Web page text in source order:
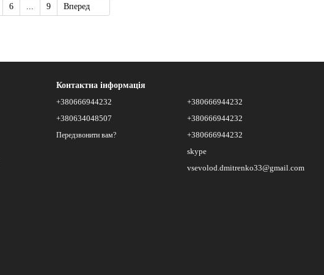
6 ... 9 Вперед
Контактна інформація
+380666944232
+380634048507
Передзвонити вам?
+380666944232
+380666944232
+380666944232
skype
vsevolod.dmitrenko33@gmail.com